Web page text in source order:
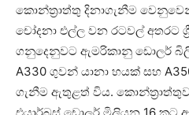
කොන්ත්‍රාත්තු දිනාගැනීම
චෝදනා එල්ල වන රටවල් අතරට
ගනුදෙනුවට ඇමරිකානු ඩොලර්
A330 ගුවන් යානා හයක් සහ
ගැනීම ඇතුළත් විය.